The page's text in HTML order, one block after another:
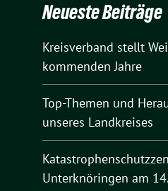
Neueste Beiträge
Kreisverband stellt
kommenden Jahre
Top-Themen und
unseres Landkreises
Unterknöringen am